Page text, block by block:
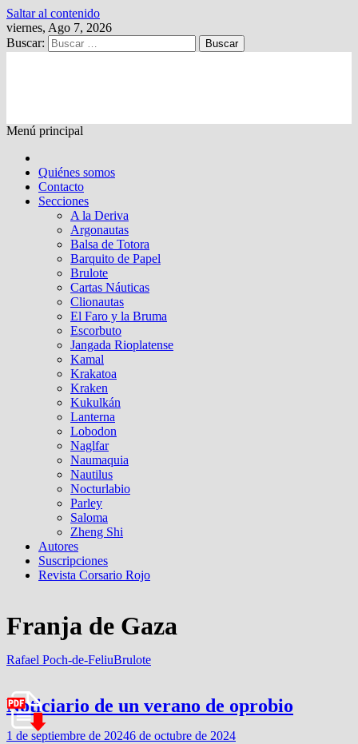
Saltar al contenido
viernes, Ago 7, 2026
Buscar:
Menú principal
Quiénes somos
Contacto
Secciones
A la Deriva
Argonautas
Balsa de Totora
Barquito de Papel
Brulote
Cartas Náuticas
Clionautas
El Faro y la Bruma
Escorbuto
Jangada Rioplatense
Kamal
Krakatoa
Kraken
Kukulkán
Lanterna
Lobodon
Naglfar
Naumaquia
Nautilus
Nocturlabio
Parley
Saloma
Zheng Shi
Autores
Suscripciones
Revista Corsario Rojo
Franja de Gaza
Rafael Poch-de-FeliuBrulote
Noticiario de un verano de oprobio
1 de septiembre de 20246 de octubre de 2024